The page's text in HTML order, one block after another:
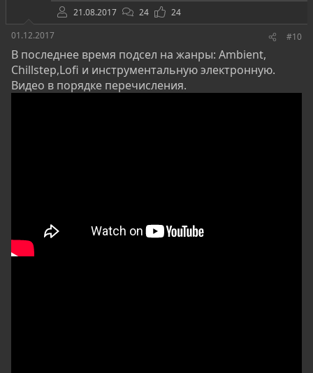
21.08.2017
24
24
01.12.2017
#10
В последнее время подсел на жанры: Ambient,
Chillstep,Lofi и инструментальную электронную.
Видео в порядке перечисления.